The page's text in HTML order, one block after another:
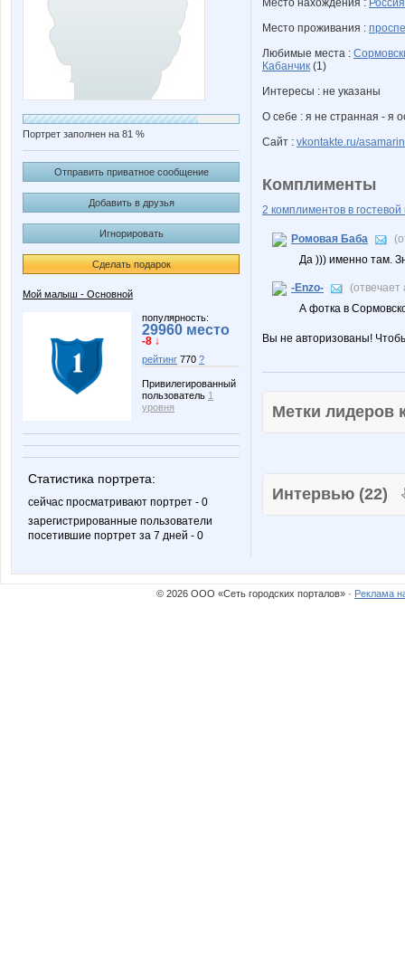
Портрет заполнен на 81 %
Отправить приватное сообщение
Добавить в друзья
Игнорировать
Сделать подарок
Мой малыш - Основной
популярность:
29960 место
-8 ↓
рейтинг 770 ?
Привилегированный
пользователь 1
уровня
Статистика портрета:
сейчас просматривают портрет - 0
зарегистрированные пользователи
посетившие портрет за 7 дней - 0
Место нахождения : Россия
Место проживания :
Любимые места :
Кабанчик (1)
Интересы : не указаны
О себе : я не странная - я
Сайт : vkontakte.ru/
Комплименты
2 комплиментов в гостевой
Ромовая Баба
Да ))) именно там.
-Enzo-
(отвечает
А фотка в
Вы не авторизованы!
Метки
Интервью (22)
© 2026 ООО «Сеть городских порталов» · Реклама